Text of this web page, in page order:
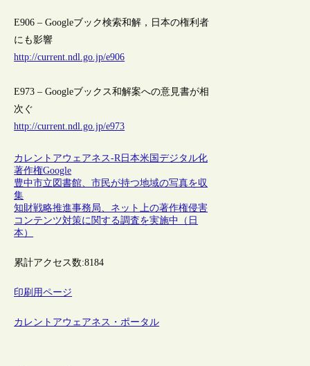
E906 – Googleブック検索和解，日本の権利者
にも影響
http://current.ndl.go.jp/e906
E973 – Googleブックス和解案への意見書が相
次ぐ
http://current.ndl.go.jp/e973
カレントアウェアネス-R 日本米国デジタル化
著作権Google
豊中市立図書館、市民が持つ地域の写真を収
集
知財戦略推進事務局、ネット上の著作権侵害
コンテンツ対策に関する調査を実施中（日
本）
累計アクセス数:8184
印刷用ページ
カレントアウェアネス・ポータル